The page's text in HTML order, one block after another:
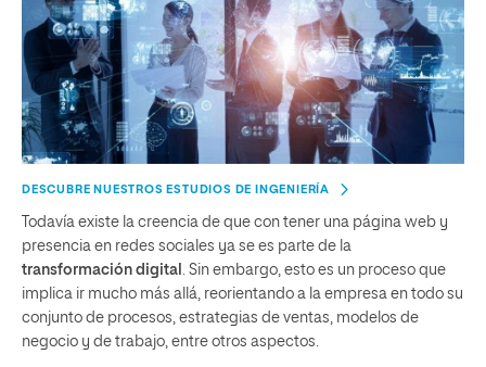
DESCUBRE NUESTROS ESTUDIOS DE INGENIERÍA
Todavía existe la creencia de que con tener una página web y
presencia en redes sociales ya se es parte de la
transformación digital
. Sin embargo, esto es un proceso que
implica ir mucho más allá, reorientando a la empresa en todo su
conjunto de procesos, estrategias de ventas, modelos de
negocio y de trabajo, entre otros aspectos.